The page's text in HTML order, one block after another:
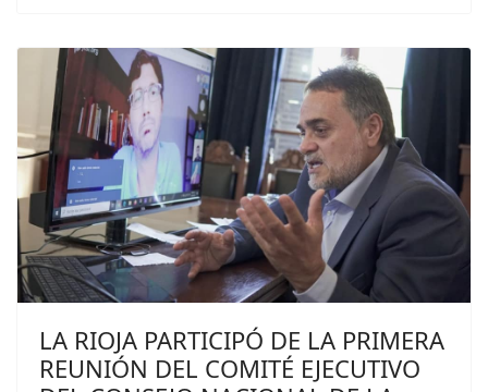
LA RIOJA PARTICIPÓ DE LA PRIMERA
REUNIÓN DEL COMITÉ EJECUTIVO